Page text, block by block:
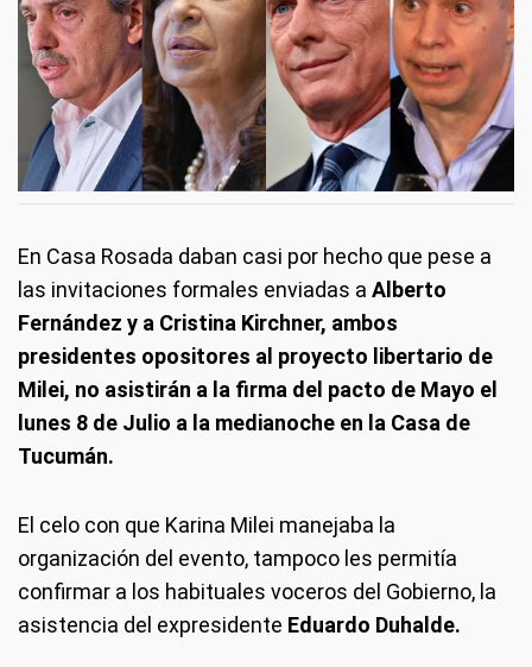
En Casa Rosada daban casi por hecho que pese a
las invitaciones formales enviadas a Alberto
Fernández y a Cristina Kirchner, ambos
presidentes opositores al proyecto libertario de
Milei, no asistirán a la firma del pacto de Mayo el
lunes 8 de Julio a la medianoche en la Casa de
Tucumán.
El celo con que Karina Milei manejaba la
organización del evento, tampoco les permitía
confirmar a los habituales voceros del Gobierno, la
asistencia del expresidente Eduardo Duhalde.